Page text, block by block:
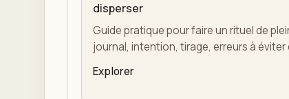
disperser
Guide pratique pour faire un rituel de
journal, intention, tirage, erreurs à
Explorer